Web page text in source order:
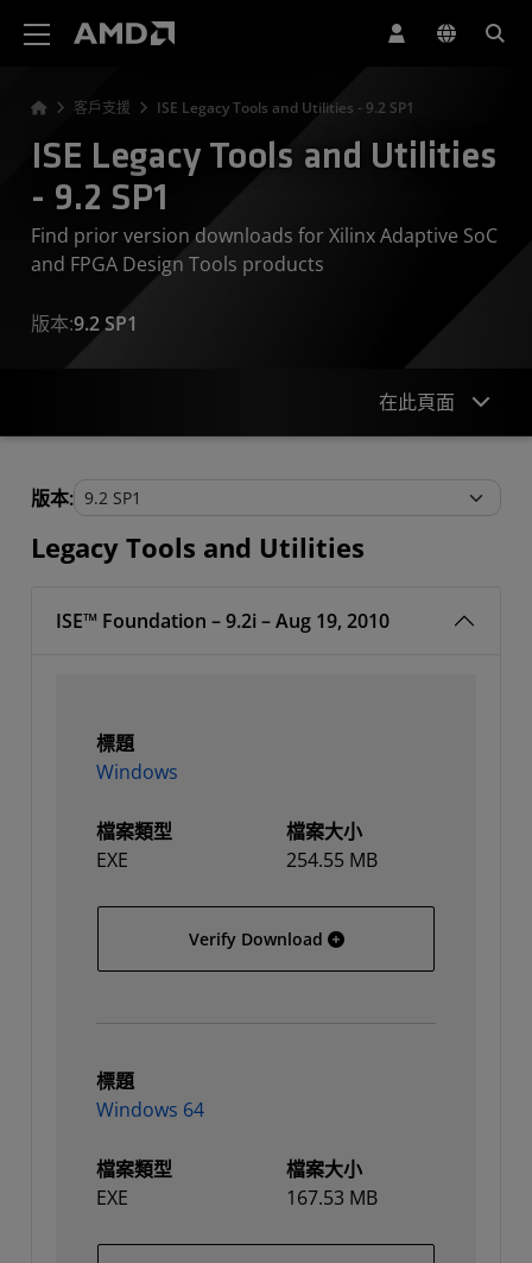
客戶支援 ISE Legacy Tools and Utilities - 9.2 SP1
ISE Legacy Tools and Utilities
- 9.2 SP1
Find prior version downloads for Xilinx Adaptive SoC
and FPGA Design Tools products
版本:9.2 SP1
在此頁面
Legacy Tools and Utilities
版本:
Legacy Tools and Utilities
ISE™ Foundation – 9.2i – Aug 19, 2010
標題
Windows
檔案類型
EXE
檔案大小
254.55 MB
Verify Download Windows
標題
Windows 64
檔案類型
EXE
檔案大小
167.53 MB